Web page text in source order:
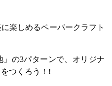
楽しめるペーパークラフト
」の3パターンで、オリジナ
つくろう！!